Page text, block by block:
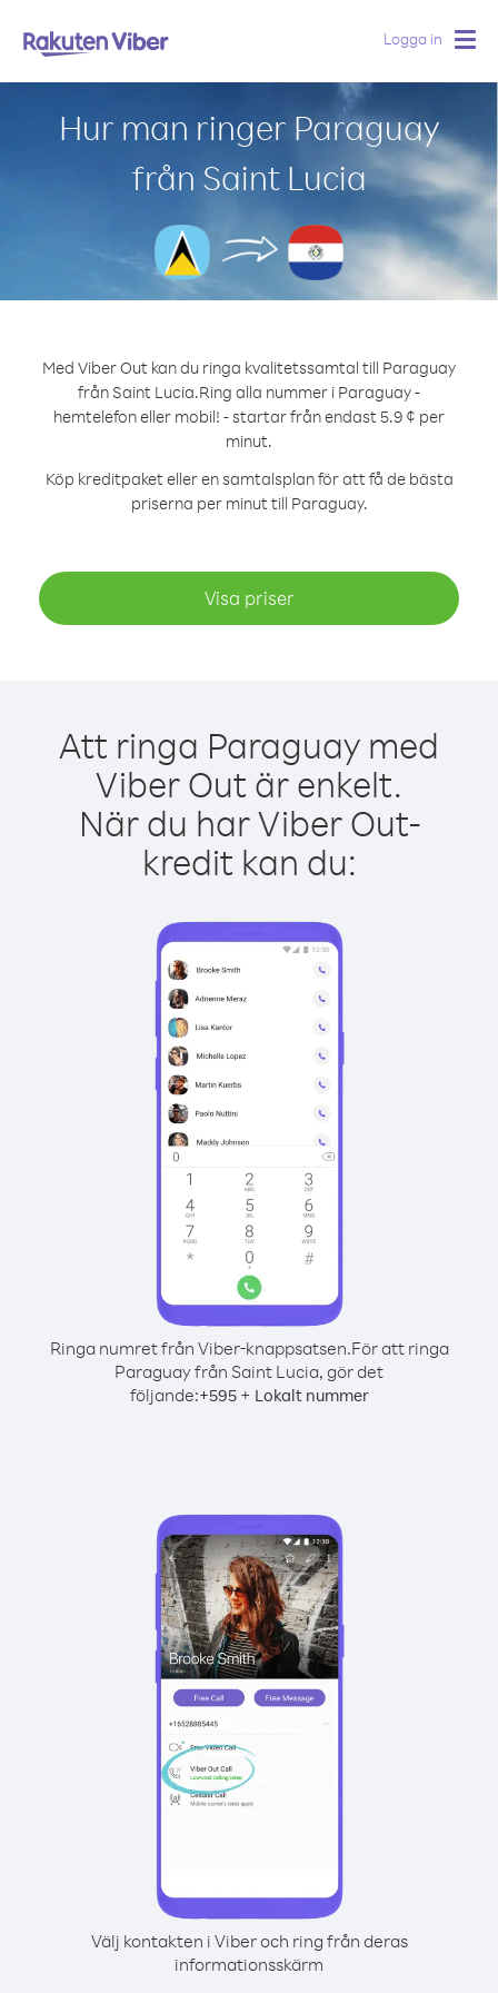
Logga in
Hur man ringer Paraguay
från Saint Lucia
Med Viber Out kan du ringa kvalitetssamtal till Paraguay
från Saint Lucia.Ring alla nummer i Paraguay -
hemtelefon eller mobil! - startar från endast 5.9 ¢ per
minut.
Köp kreditpaket eller en samtalsplan för att få de bästa
priserna per minut till Paraguay.
Visa priser
Att ringa Paraguay med
Viber Out är enkelt.
När du har Viber Out-
kredit kan du:
Ringa numret från Viber-knappsatsen.För att ringa
Paraguay från Saint Lucia, gör det
följande:+595+ Lokalt nummer
Välj kontakten i Viber och ring från deras
informationsskärm